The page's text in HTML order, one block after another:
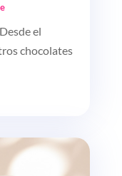
el
chocolates